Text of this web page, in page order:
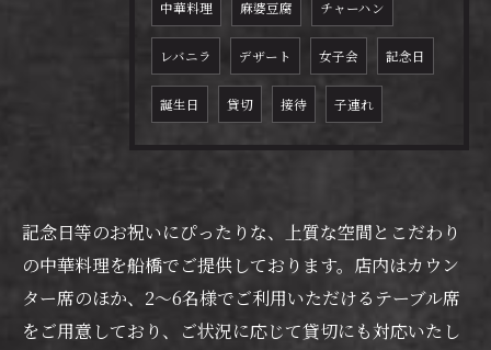
中華料理 麻婆豆腐 チャーハン
レバニラ デザート 女子会 記念日
誕生日 貸切 接待 子連れ
記念日等のお祝いにぴったりな、上質な空間とこだわり
の中華料理を船橋でご提供しております。店内はカウン
ター席のほか、2～6名様でご利用いただけるテーブル席
をご用意しており、ご状況に応じて貸切にも対応いたし
ご予約はこちら